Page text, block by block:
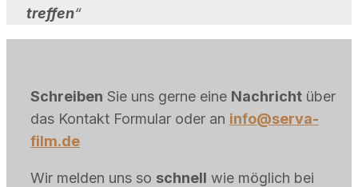
treffen“
Schreiben Sie uns gerne eine Nachricht über
das Kontakt Formular oder an info@serva-
film.de
Wir melden uns so schnell wie möglich bei